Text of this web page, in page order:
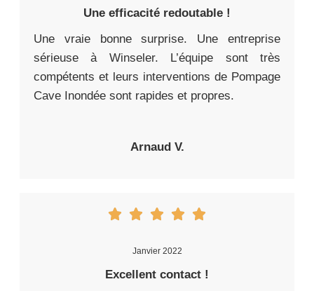
Une efficacité redoutable !
Une vraie bonne surprise. Une entreprise
sérieuse à Winseler. L’équipe sont très
compétents et leurs interventions de Pompage
Cave Inondée sont rapides et propres.
Arnaud V.
Janvier 2022
Excellent contact !